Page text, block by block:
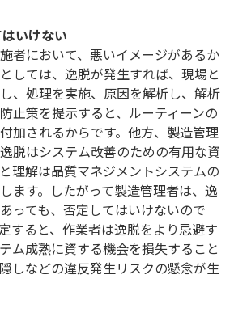
いけない
者において、悪いイメージがあるか
しては、逸脱が発生すれば、現場と
、処理を実施、原因を解析し、解析
止策を提示すると、ルーティーンの
加されるからです。他方、製造管理
脱はシステム改善のための有用な資
理解は品質マネジメントシステムの
ます。したがって製造管理者は、逸
っても、否定してはいけないので
すると、作業者は逸脱をより忌避す
ム成熟に資する機会を損失すること
しなどの違反発生リスクの懸念が生